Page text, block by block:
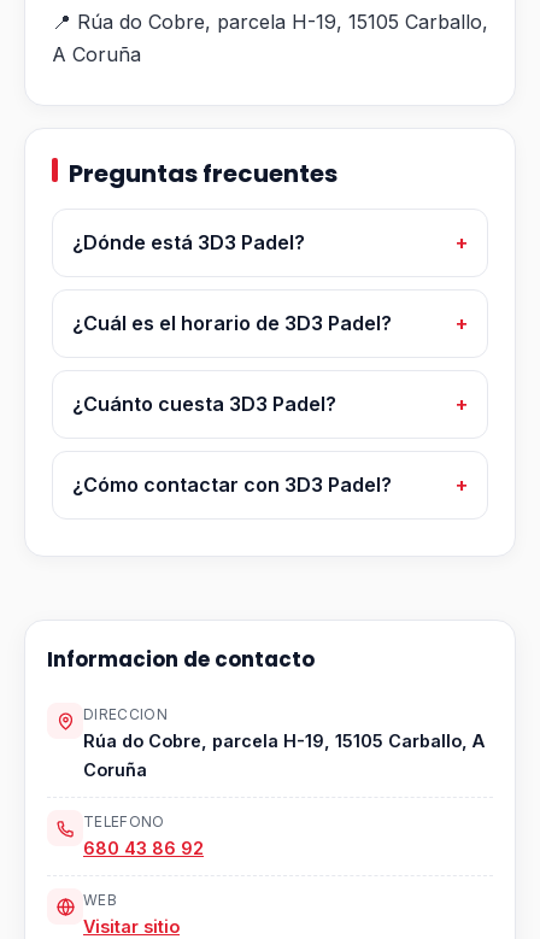
📍 Rúa do Cobre, parcela H-19, 15105 Carballo,
A Coruña
Preguntas frecuentes
¿Dónde está 3D3 Padel?
¿Cuál es el horario de 3D3 Padel?
¿Cuánto cuesta 3D3 Padel?
¿Cómo contactar con 3D3 Padel?
Informacion de contacto
DIRECCION
Rúa do Cobre, parcela H-19, 15105 Carballo, A
Coruña
TELEFONO
680 43 86 92
WEB
Visitar sitio